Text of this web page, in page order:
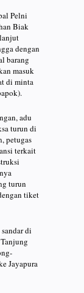
Pelni
Biak
dengan
barang
masuk
di minta
adu
turun di
petugas
terkait
turun
tiket
di
Jayapura